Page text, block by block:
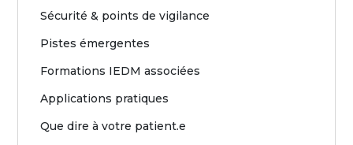
Sécurité & points de vigilance
Pistes émergentes
Formations IEDM associées
Applications pratiques
Que dire à votre patient.e